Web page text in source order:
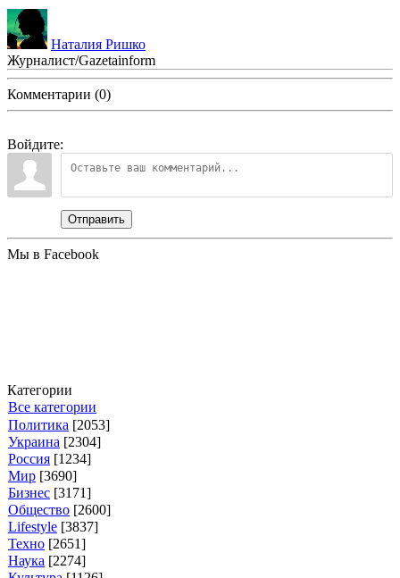
Наталия Ришко
Журналист/Gazetainform
Комментарии (0)
Войдите:
Отправить
Мы в Facebook
Категории
Все категории
Политика [2053]
Украина [2304]
Россия [1234]
Мир [3690]
Бизнес [3171]
Общество [2600]
Lifestyle [3837]
Техно [2651]
Наука [2274]